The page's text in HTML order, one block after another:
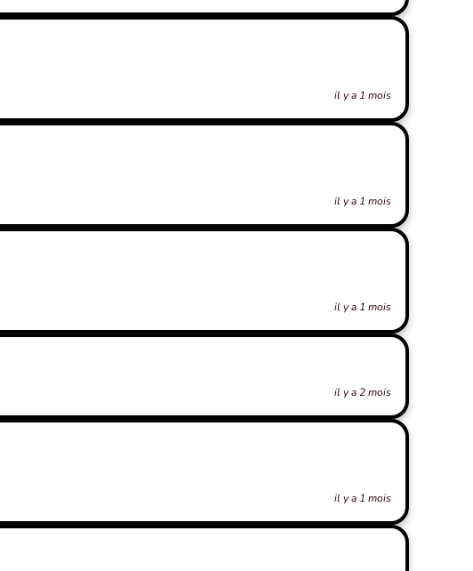
il y a 1 mois
il y a 1 mois
il y a 1 mois
il y a 2 mois
il y a 1 mois